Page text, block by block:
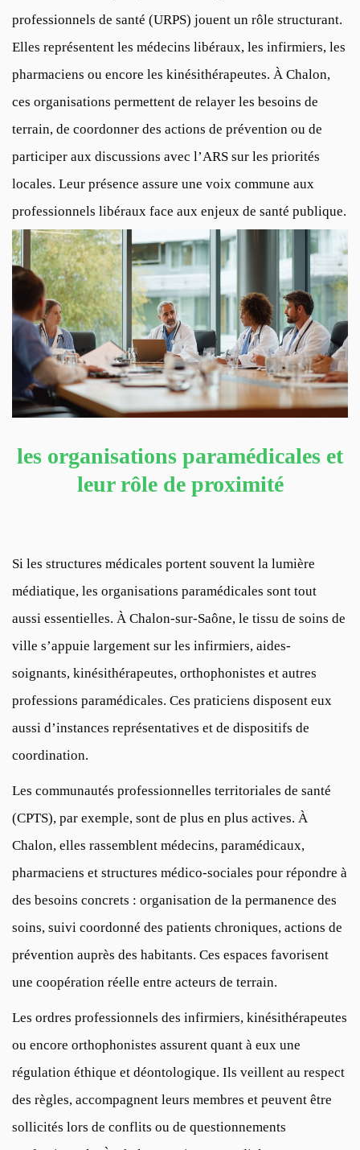
professionnels de santé (URPS) jouent un rôle structurant.
Elles représentent les médecins libéraux, les infirmiers, les
pharmaciens ou encore les kinésithérapeutes. À Chalon,
ces organisations permettent de relayer les besoins de
terrain, de coordonner des actions de prévention ou de
participer aux discussions avec l’ARS sur les priorités
locales. Leur présence assure une voix commune aux
professionnels libéraux face aux enjeux de santé publique.
les organisations paramédicales et
leur rôle de proximité
Si les structures médicales portent souvent la lumière
médiatique, les organisations paramédicales sont tout
aussi essentielles. À Chalon-sur-Saône, le tissu de soins de
ville s’appuie largement sur les infirmiers, aides-
soignants, kinésithérapeutes, orthophonistes et autres
professions paramédicales. Ces praticiens disposent eux
aussi d’instances représentatives et de dispositifs de
coordination.
Les communautés professionnelles territoriales de santé
(CPTS), par exemple, sont de plus en plus actives. À
Chalon, elles rassemblent médecins, paramédicaux,
pharmaciens et structures médico-sociales pour répondre à
des besoins concrets : organisation de la permanence des
soins, suivi coordonné des patients chroniques, actions de
prévention auprès des habitants. Ces espaces favorisent
une coopération réelle entre acteurs de terrain.
Les ordres professionnels des infirmiers, kinésithérapeutes
ou encore orthophonistes assurent quant à eux une
régulation éthique et déontologique. Ils veillent au respect
des règles, accompagnent leurs membres et peuvent être
sollicités lors de conflits ou de questionnements